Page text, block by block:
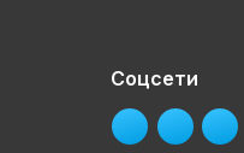
Соцсети